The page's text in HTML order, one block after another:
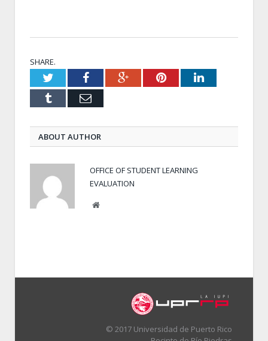
SHARE.
TwitterFacebookGoogle+PinterestLinkedIn
Tumblr Email
ABOUT AUTHOR
OFFICE OF STUDENT LEARNING
EVALUATION
Website
© 2017 Universidad de Puerto Rico